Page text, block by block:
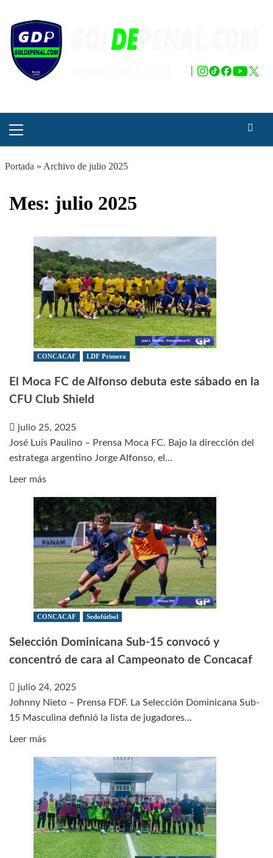
contenido
principal
Portada » Archivo de julio 2025
Mes: julio 2025
CONCACAF LDF Primera
El Moca FC de Alfonso debuta este sábado en la
CFU Club Shield
julio 25, 2025
José Luís Paulino – Prensa Moca FC. Bajo la dirección del
estratega argentino Jorge Alfonso, el...
Leer másLeer
sobre
El
Moca
FC
de
Alfonso
debuta
este
en
la
Club
Shield
CONCACAF Sedofútbol
Selección Dominicana Sub-15 convocó y
concentró de cara al Campeonato de Concacaf
julio 24, 2025
Johnny Nieto – Prensa FDF. La Selección Dominicana Sub-
15 Masculina definió la lista de jugadores...
Leer másLeer
sobre
Selección
Dominicana
Sub-
15
convocó